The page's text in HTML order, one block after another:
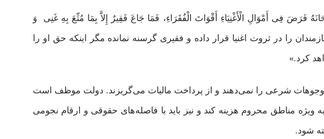
فَرَضَ فِی أَمْوَالِ الْأَغْنِیَاءِ أَقْوَاتَ الْفُقَرَاءِ، فَمَا جَاعَ فَقِیرٌ إِلاَّ بِمَا مُتِّعَ بِهِ غَنِی وَ
سبحان روزی نیازمندان را در ثروت اغنیا قرار داده و فقیری گرسنه نمانده مگر اینکه حق او را
کرد.»
وجوهات شرعی را نمی‌دهند و از پرداخت مالیات می‌گریزند. دولت موظف است
مناطق محروم هزینه کند و نیز باید با فاصله‌های حقوقی و ارقام نجومی
شود.